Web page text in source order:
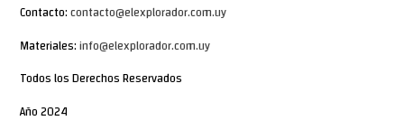
Contacto:contacto@elexplorador.com.uy
Materiales:info@elexplorador.com.uy
Todos los Derechos Reservados
Año 2024